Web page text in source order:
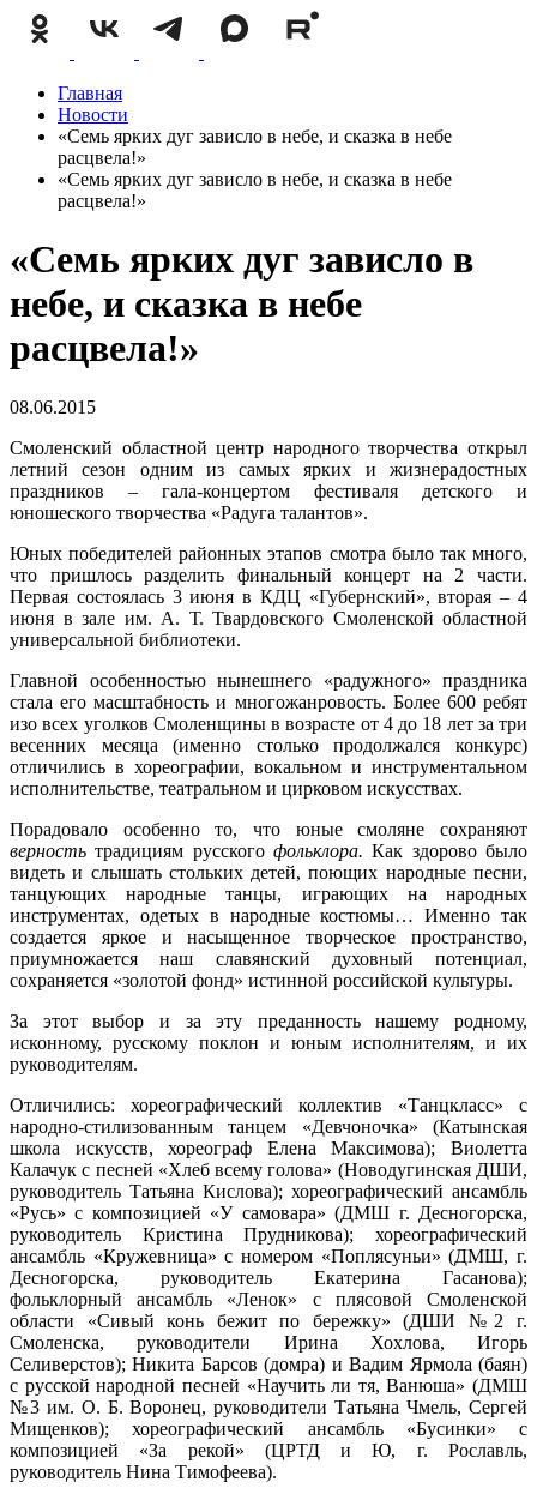
Главная
Новости
«Семь ярких дуг зависло в небе, и сказка в небе
расцвела!»
«Семь ярких дуг зависло в небе, и сказка в небе
расцвела!»
«Семь ярких дуг зависло в
небе, и сказка в небе
расцвела!»
08.06.2015
Смоленский областной центр народного творчества открыл
летний сезон одним из самых ярких и жизнерадостных
праздников – гала-концертом фестиваля детского и
юношеского творчества «Радуга талантов».
Юных победителей районных этапов смотра было так много,
что пришлось разделить финальный концерт на 2 части.
Первая состоялась 3 июня в КДЦ «Губернский», вторая – 4
июня в зале им. А. Т. Твардовского Смоленской областной
универсальной библиотеки.
Главной особенностью нынешнего «радужного» праздника
стала его масштабность и многожанровость. Более 600 ребят
изо всех уголков Смоленщины в возрасте от 4 до 18 лет за три
весенних месяца (именно столько продолжался конкурс)
отличились в хореографии, вокальном и инструментальном
исполнительстве, театральном и цирковом искусствах.
Порадовало особенно то, что юные смоляне сохраняют
верность традициям русского фольклора. Как здорово было
видеть и слышать стольких детей, поющих народные песни,
танцующих народные танцы, играющих на народных
инструментах, одетых в народные костюмы… Именно так
создается яркое и насыщенное творческое пространство,
приумножается наш славянский духовный потенциал,
сохраняется «золотой фонд» истинной российской культуры.
За этот выбор и за эту преданность нашему родному,
исконному, русскому поклон и юным исполнителям, и их
руководителям.
Отличились: хореографический коллектив «Танцкласс» с
народно-стилизованным танцем «Девчоночка» (Катынская
школа искусств, хореограф Елена Максимова); Виолетта
Калачук с песней «Хлеб всему голова» (Новодугинская ДШИ,
руководитель Татьяна Кислова); хореографический ансамбль
«Русь» с композицией «У самовара» (ДМШ г. Десногорска,
руководитель Кристина Прудникова); хореографический
ансамбль «Кружевница» с номером «Поплясуньи» (ДМШ, г.
Десногорска, руководитель Екатерина Гасанова);
фольклорный ансамбль «Ленок» с плясовой Смоленской
области «Сивый конь бежит по бережку» (ДШИ №2 г.
Смоленска, руководители Ирина Хохлова, Игорь
Селиверстов); Никита Барсов (домра) и Вадим Ярмола (баян)
с русской народной песней «Научить ли тя, Ванюша» (ДМШ
№3 им. О. Б. Воронец, руководители Татьяна Чмель, Сергей
Мищенков); хореографический ансамбль «Бусинки» с
композицией «За рекой» (ЦРТД и Ю, г. Рославль,
руководитель Нина Тимофеева).